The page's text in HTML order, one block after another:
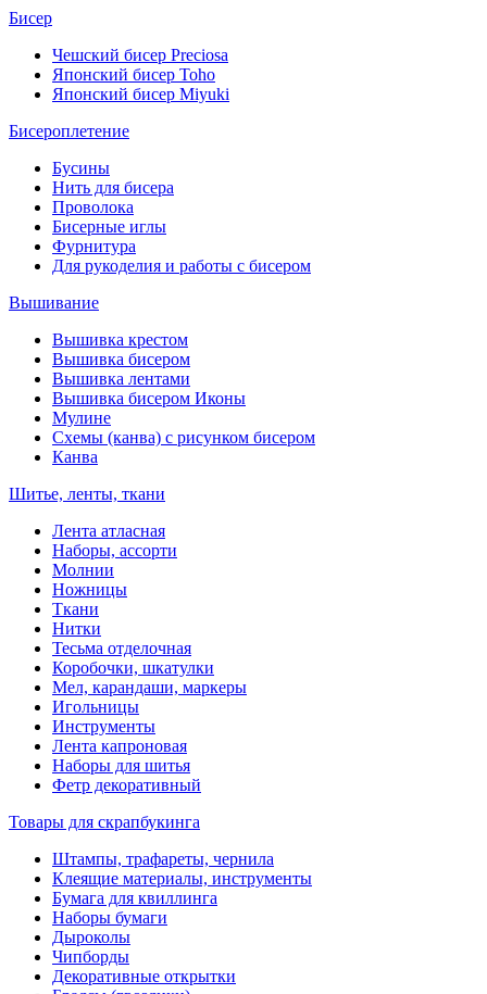
Бисер
Чешский бисер Preciosa
Японский бисер Toho
Японский бисер Miyuki
Бисероплетение
Бусины
Нить для бисера
Проволока
Бисерные иглы
Фурнитура
Для рукоделия и работы с бисером
Вышивание
Вышивка крестом
Вышивка бисером
Вышивка лентами
Вышивка бисером Иконы
Мулине
Схемы (канва) с рисунком бисером
Канва
Шитье, ленты, ткани
Лента атласная
Наборы, ассорти
Молнии
Ножницы
Ткани
Нитки
Тесьма отделочная
Коробочки, шкатулки
Мел, карандаши, маркеры
Игольницы
Инструменты
Лента капроновая
Наборы для шитья
Фетр декоративный
Товары для скрапбукинга
Штампы, трафареты, чернила
Клеящие материалы, инструменты
Бумага для квиллинга
Наборы бумаги
Дыроколы
Чипборды
Декоративные открытки